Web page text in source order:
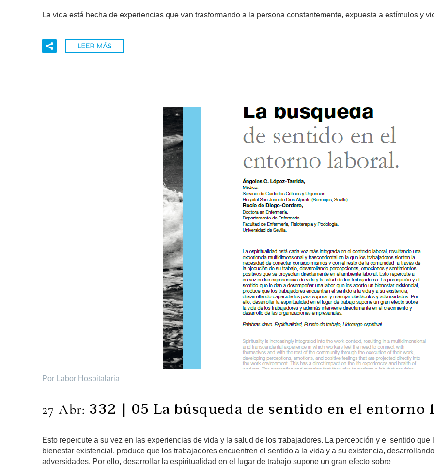
La vida está hecha de experiencias que van trasformando a la persona constantemente, expuesta a estímulos y
LEER MÁS
Por Labor Hospitalaria
27 Abr: 332 | 05 La búsqueda de sentido en el entorno
Esto repercute a su vez en las experiencias de vida y la salud de los trabajadores. La percepción y el sentido
bienestar existencial, produce que los trabajadores encuentren el sentido a la vida y a su existencia,
adversidades. Por ello, desarrollar la espiritualidad en el lugar de trabajo supone un gran efecto sobre